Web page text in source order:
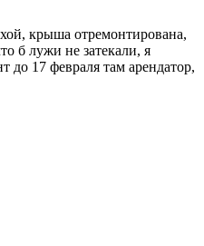
крыша отремонтирована,
б лужи не затекали, я
до 17 февраля там арендатор,